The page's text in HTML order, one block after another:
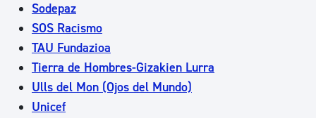
Sodepaz
SOS Racismo
TAU Fundazioa
Tierra de Hombres-Gizakien Lurra
Ulls del Mon (Ojos del Mundo)
Unicef